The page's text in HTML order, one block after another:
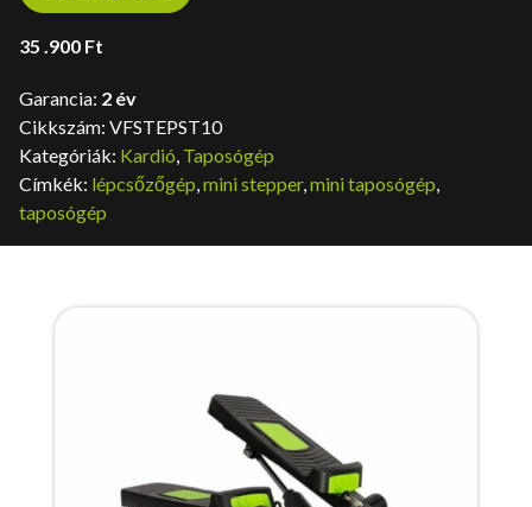
35 .900 Ft
Garancia: 2 év
Cikkszám: VFSTEPST10
Kategóriák: Kardió, Taposógép
Címkék: lépcsőzőgép,mini stepper,mini taposógép,
taposógép